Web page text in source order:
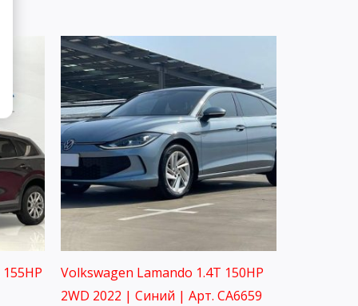
Volkswagen Lamando 1.4T 150HP
2WD 2022 | Синий | Арт. CA6659